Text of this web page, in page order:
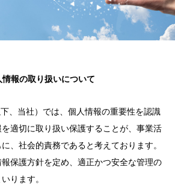
情報の取り扱いについて
、当社）では、個人情報の重要性を認識
適切に取り扱い保護することが、事業活
、社会的責務であると考えております。
保護方針を定め、適正かつ安全な管理の
ります。